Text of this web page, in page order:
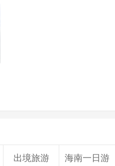
出境旅游 海南一日游